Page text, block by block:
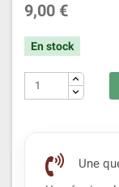
9,00 €
En stock
Une